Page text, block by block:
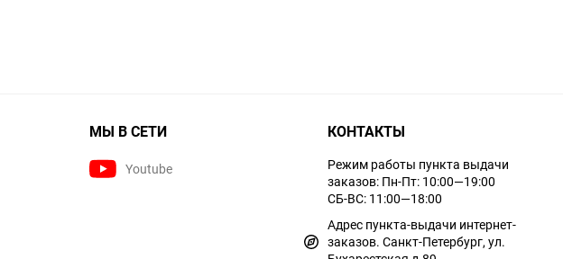
МЫ В СЕТИ
Youtube
КОНТАКТЫ
Режим работы пункта выдачи
заказов: Пн-Пт: 10:00—19:00
СБ-ВС: 11:00—18:00
Адрес пункта-выдачи интернет-
заказов. Санкт-Петербург, ул.